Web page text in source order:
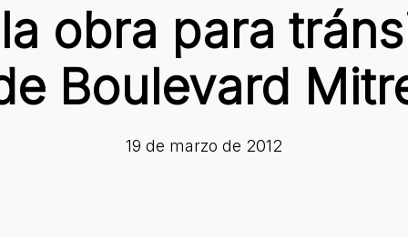
obra para
Boulevard
19 de marzo de 2012